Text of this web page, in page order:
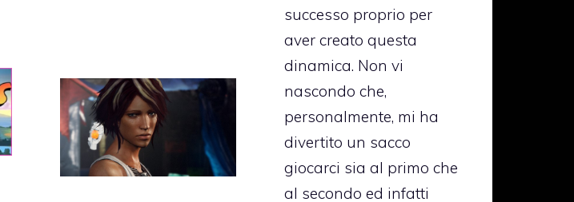
successo proprio per
aver creato questa
dinamica. Non vi
nascondo che,
personalmente, mi ha
divertito un sacco
giocarci sia al primo che
al secondo ed infatti